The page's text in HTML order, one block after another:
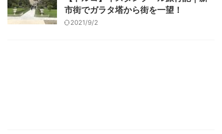
市街でガラタ塔から街を一望！
2021/9/2